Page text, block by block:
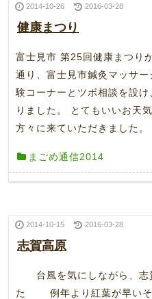
2014-10-26 2016-03-28
健康まつり
富士見市 第25回健康まつり
通り、富士見市鍼灸マッサ
験コーナーとツボ相談を設
りました。 とてもいいお天
方々に来ていただきました。
まごめ通信2014
2014-10-15 2016-03-28
志賀高原
台風を気にしながら、志
た 例年より紅葉が早